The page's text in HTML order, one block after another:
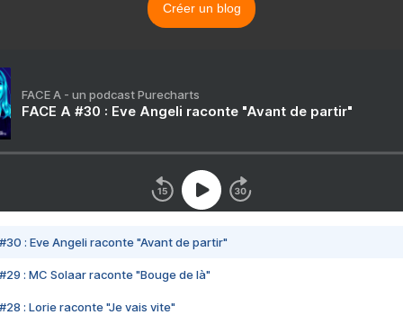
Créer un blog
FACE A - un podcast Purecharts
FACE A #30 : Eve Angeli raconte "Avant de partir"
#30 : Eve Angeli raconte "Avant de partir"
#29 : MC Solaar raconte "Bouge de là"
#28 : Lorie raconte "Je vais vite"